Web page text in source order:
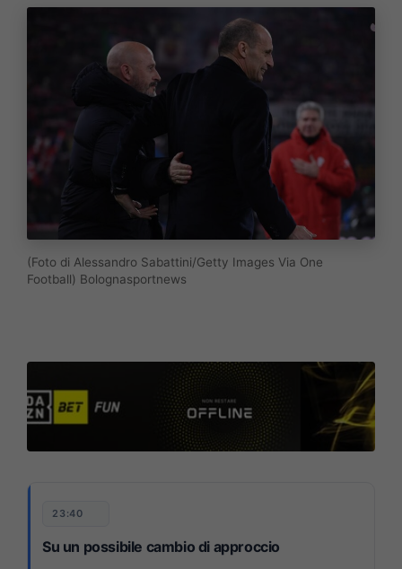
(Foto di Alessandro Sabattini/Getty Images Via One
Football) Bolognasportnews
23:40
Su un possibile cambio di approccio